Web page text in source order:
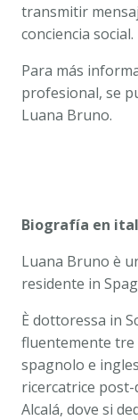
transmitir
conciencia social.
Para más
profesional, se
Luana Bruno.
Biografía en
Luana Bruno è
residente in
È dottoressa in
fluentemente tre
spagnolo e
ricercatrice
Alcalá, dove si